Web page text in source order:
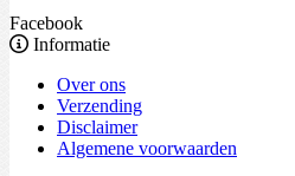
Facebook
Informatie
Over ons
Verzending
Disclaimer
Algemene voorwaarden